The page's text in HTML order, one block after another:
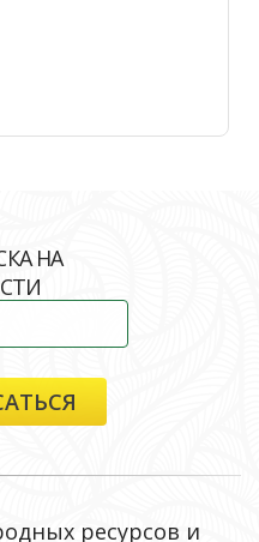
НА
ресурсов и